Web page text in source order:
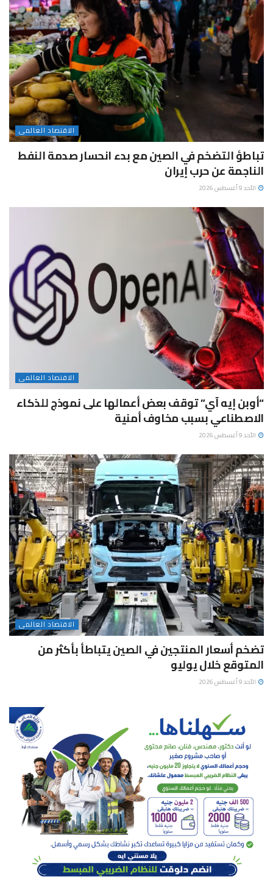
الاقتصاد العالمى
تباطؤ التضخم في الصين مع بدء انحسار صدمة النفط
الناجمة عن حرب إيران
الأحد 9 أغسطس 2026
الاقتصاد العالمى
“أوبن إيه آي” توقف بعض أعمالها على نموذج للذكاء
الاصطناعي بسبب مخاوف أمنية
الأحد 9 أغسطس 2026
الاقتصاد العالمى
تضخم أسعار المنتجين في الصين يتباطأ بأكثر من
المتوقع خلال يوليو
الأحد 9 أغسطس 2026